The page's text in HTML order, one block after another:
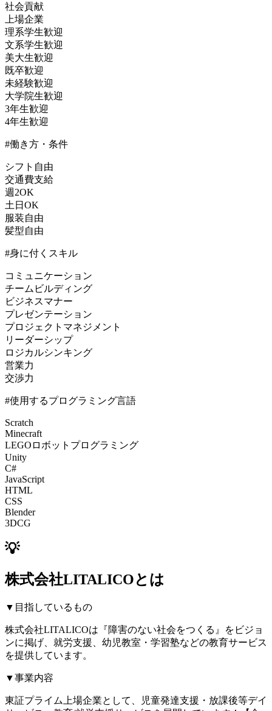
社会貢献
上場企業
理系学生歓迎
文系学生歓迎
美大生歓迎
既卒歓迎
未経験歓迎
大学院生歓迎
3年生歓迎
4年生歓迎
#働き方・条件
シフト自由
交通費支給
週2OK
土日OK
服装自由
髪型自由
#身に付くスキル
コミュニケーション
チームビルディング
ビジネスマナー
プレゼンテーション
プロジェクトマネジメント
リーダーシップ
ロジカルシンキング
営業力
交渉力
#使用するプログラミング言語
Scratch
Minecraft
LEGOロボットプログラミング
Unity
C#
JavaScript
HTML
CSS
Blender
3DCG
💡
株式会社LITALICOとは
▼目指しているもの
株式会社LITALICOは『障害のない社会をつくる』をビジョ
ンに掲げ、就労支援、幼児教室・学習塾などの教育サービス
を提供しています。
▼事業内容
東証プライム上場企業として、児童発達支援・放課後等デイ